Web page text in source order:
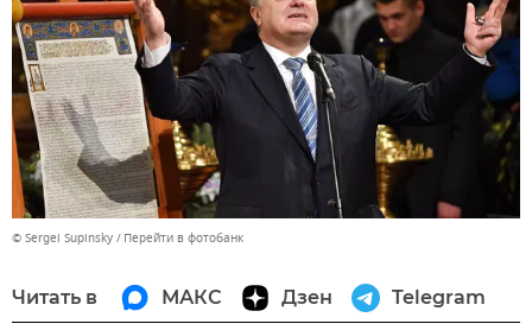
© Sergei Supinsky Перейти в фотобанк
Читать в МАКС Дзен Telegram